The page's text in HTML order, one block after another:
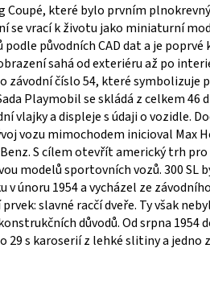
Coupé, které bylo prvním
se vrací k životu jako miniaturní
původních CAD dat a je
sahá od exteriéru až po
závodní číslo 54, které symbolizuje
Playmobil se skládá z celkem 46
vlajky a displeje s údaji o vozidle.
vozu mimochodem inicioval Max
S cílem otevřít americký trh
modelů sportovních vozů. 300 SL
únoru 1954 a vycházel ze
slavné racčí dveře. Ty však
důvodů. Od srpna 1954
29 s karoserií z lehké slitiny a jedno